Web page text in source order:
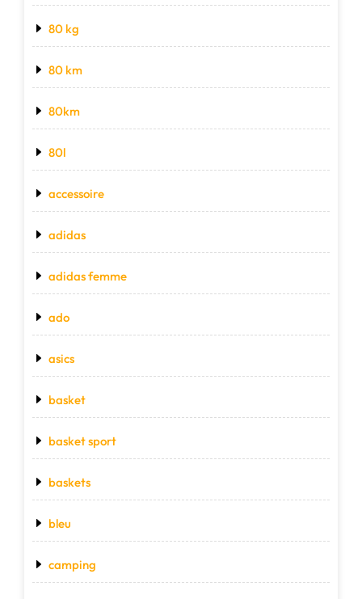
80 kg
80 km
80km
80l
accessoire
adidas
adidas femme
ado
asics
basket
basket sport
baskets
bleu
camping